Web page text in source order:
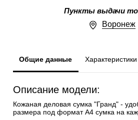
Пункты выдачи
Воронеж
Общие данные Характеристики
Описание модели:
Кожаная деловая сумка "Гранд" -
размера под формат А4 сумка на